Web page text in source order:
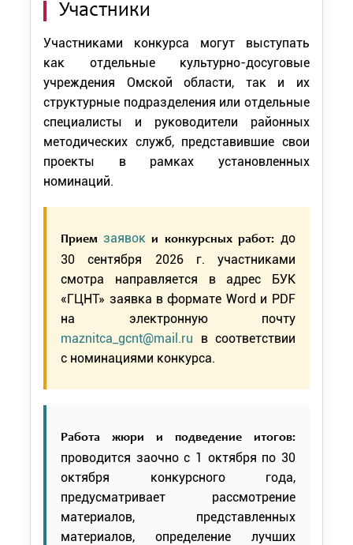
Участники
Участниками конкурса могут выступать
как отдельные культурно-досуговые
учреждения Омской области, так и их
структурные подразделения или отдельные
специалисты и руководители районных
методических служб, представившие свои
проекты в рамках установленных
номинаций.
Прием заявок и конкурсных работ:до
30 сентября 2026 г. участниками
смотра направляется в адрес БУК
«ГЦНТ» заявка в формате Word и PDF
на электронную почту
maznitca_gcnt@mail.ru в соответствии
с номинациями конкурса.
Работа жюри и подведение итогов:
проводится заочно с 1 октября по 30
октября конкурсного года,
предусматривает рассмотрение
материалов, представленных
материалов, определение лучших